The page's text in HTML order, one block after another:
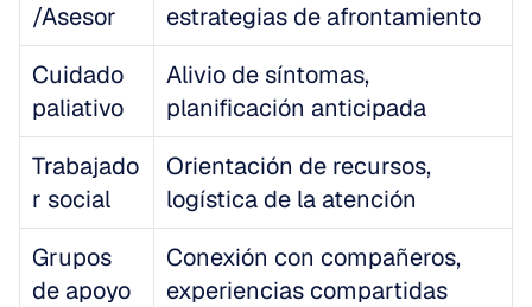
/Asesor
estrategias de afrontamiento
Cuidado
paliativo
Alivio de síntomas,
planificación anticipada
Trabajado
r social
Orientación de recursos,
logística de la atención
Grupos
de apoyo
Conexión con compañeros,
experiencias compartidas